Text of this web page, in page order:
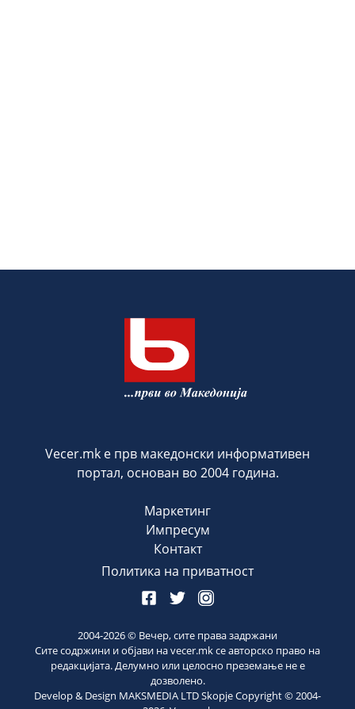
Vecer.mk е прв македонски информативен
портал, основан во 2004 година.
Маркетинг
Импресум
Контакт
Политика на приватност
2004-2026© Вечер, сите права задржани
Сите содржини и објави на vecer.mk се авторско право на
редакцијата. Делумно или целосно преземање не е
дозволено.
Develop & Design MAKSMEDIA LTD Skopje Copyright © 2004-